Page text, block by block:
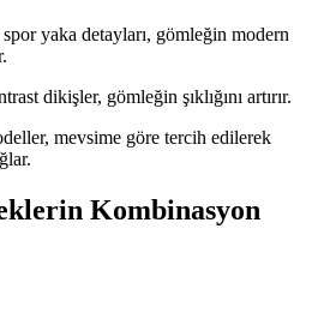
yaka detayları, gömleğin modern
dikişler, gömleğin şıklığını artırır.
mevsime göre tercih edilerek
Kombinasyon